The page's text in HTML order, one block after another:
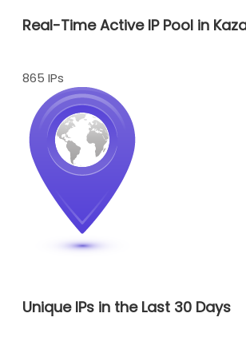
Real-Time Active IP Pool in
865 IPs
Unique IPs in the Last 30 Days